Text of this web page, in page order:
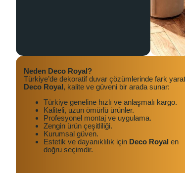
Neden Deco Royal?
Türkiye’de dekoratif duvar çözümlerinde fark
Deco Royal, kalite ve güveni bir arada sunar:
Türkiye geneline hızlı ve anlaşmalı kargo.
Kaliteli, uzun ömürlü ürünler.
Profesyonel montaj ve uygulama.
Zengin ürün çeşitliliği.
Kurumsal güven.
Estetik ve dayanıklılık için Deco Royal en
doğru seçimdir.